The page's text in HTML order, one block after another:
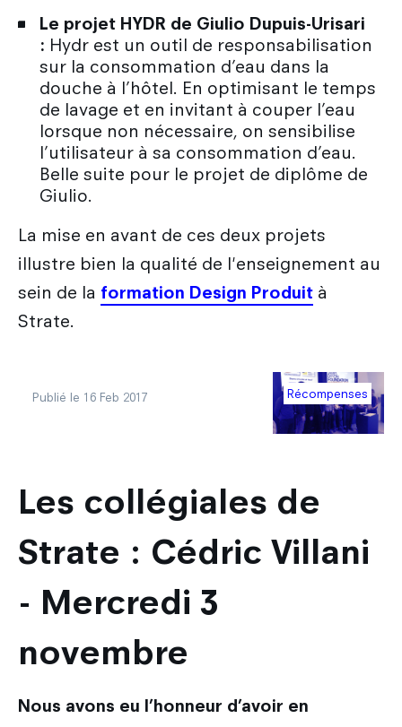
Le projet HYDR de Giulio Dupuis-Urisari
: Hydr est un outil de responsabilisation
sur la consommation d’eau dans la
douche à l’hôtel. En optimisant le temps
de lavage et en invitant à couper l’eau
lorsque non nécessaire, on sensibilise
l’utilisateur à sa consommation d’eau.
Belle suite pour le projet de diplôme de
Giulio.
La mise en avant de ces deux projets
illustre bien la qualité de l'enseignement au
sein de la formation Design Produit à
Strate.
Publié le 16 Feb 2017 Récompenses
Les collégiales de
Strate : Cédric Villani
- Mercredi 3
novembre
Nous avons eu l’honneur d’avoir en